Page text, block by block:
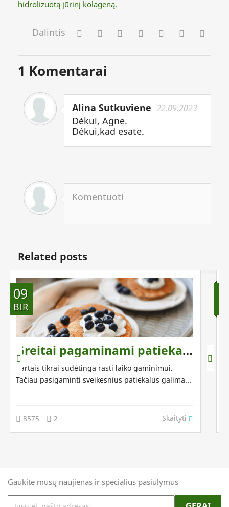
hidrolizuotą jūrinį kolageną.
Dalintis
1 Komentarai
Alina Sutkuviene 22.09.2023
Dėkui, Agne.
Dėkui,kad esate.
Komentuoti
Related posts
09
BIR
Greitai pagaminami patiekalai -
Kartais tikrai sudėtinga rasti laiko gaminimui.
Tačiau pasigaminti sveikesnius patiekalus galima...
8575 2 Skaityti
Gaukite mūsų naujienas ir specialius pasiūlymus